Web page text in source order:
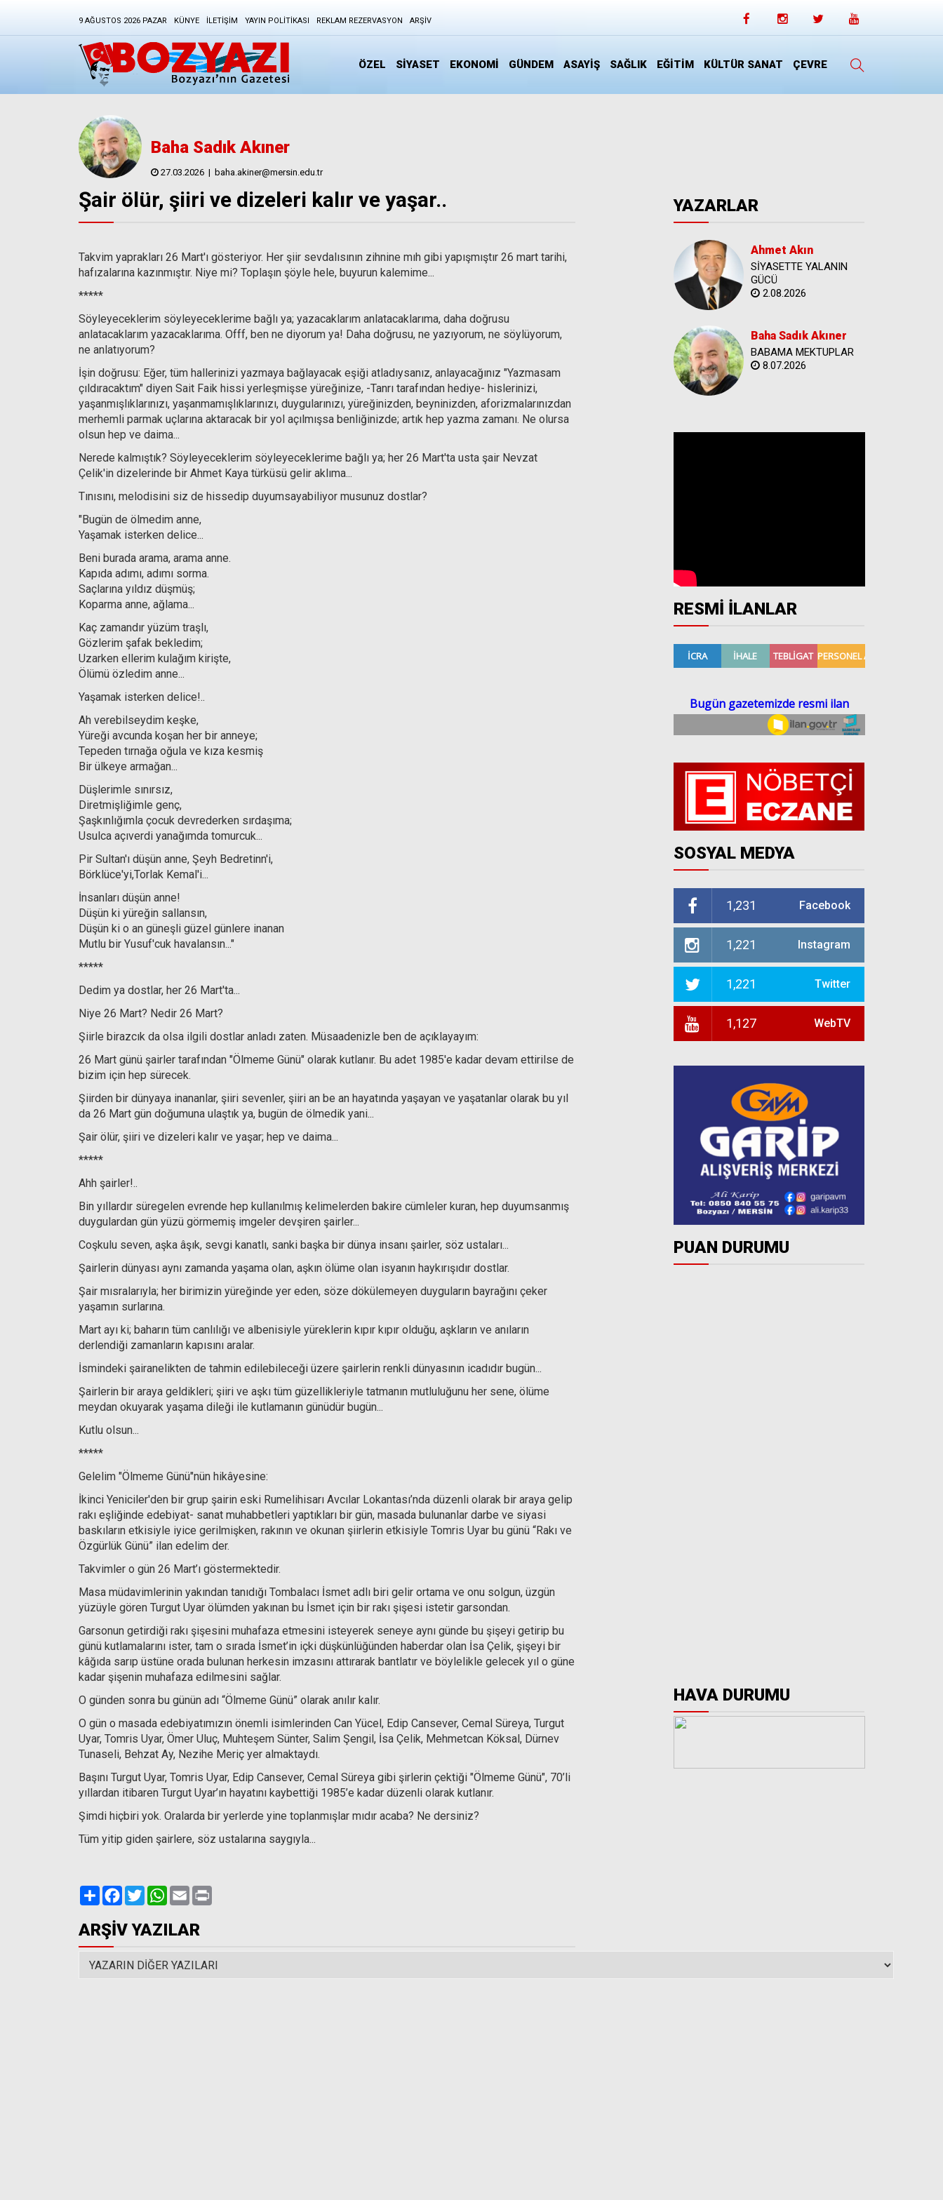
9 AĞUSTOS 2026 PAZAR KÜNYE İLETIŞIM YAYIN POLITIKASI REKLAM REZERVASYON ARŞIV
ÖZEL SİYASET EKONOMİ GÜNDEM ASAYİŞ SAĞLIK EĞİTİM KÜLTÜR SANAT ÇEVRE
Baha Sadık Akıner
27.03.2026 | baha.akiner@mersin.edu.tr
Şair ölür, şiiri ve dizeleri kalır ve yaşar..
Takvim yaprakları 26 Mart'ı gösteriyor. Her şiir sevdalısının zihnine mıh gibi yapışmıştır 26 mart tarihi,
hafızalarına kazınmıştır. Niye mi? Toplaşın şöyle hele, buyurun kalemime...
*****
Söyleyeceklerim söyleyeceklerime bağlı ya; yazacaklarım anlatacaklarıma, daha doğrusu
anlatacaklarım yazacaklarıma. Offf, ben ne diyorum ya! Daha doğrusu, ne yazıyorum, ne söylüyorum,
ne anlatıyorum?
İşin doğrusu: Eğer, tüm hallerinizi yazmaya bağlayacak eşiği atladıysanız, anlayacağınız "Yazmasam
çıldıracaktım" diyen Sait Faik hissi yerleşmişse yüreğinize, -Tanrı tarafından hediye- hislerinizi,
yaşanmışlıklarınızı, yaşanmamışlıklarınızı, duygularınızı, yüreğinizden, beyninizden, aforizmalarınızdan
merhemli parmak uçlarına aktaracak bir yol açılmışsa benliğinizde; artık hep yazma zamanı. Ne olursa
olsun hep ve daima...
Nerede kalmıştık? Söyleyeceklerim söyleyeceklerime bağlı ya; her 26 Mart'ta usta şair Nevzat
Çelik'in dizelerinde bir Ahmet Kaya türküsü gelir aklıma...
Tınısını, melodisini siz de hissedip duyumsayabiliyor musunuz dostlar?
"Bugün de ölmedim anne,
Yaşamak isterken delice...
Beni burada arama, arama anne.
Kapıda adımı, adımı sorma.
Saçlarına yıldız düşmüş;
Koparma anne, ağlama...
Kaç zamandır yüzüm traşlı,
Gözlerim şafak bekledim;
Uzarken ellerim kulağım kirişte,
Ölümü özledim anne...
Yaşamak isterken delice!..
Ah verebilseydim keşke,
Yüreği avcunda koşan her bir anneye;
Tepeden tırnağa oğula ve kıza kesmiş
Bir ülkeye armağan...
Düşlerimle sınırsız,
Diretmişliğimle genç,
Şaşkınlığımla çocuk devrederken sırdaşıma;
Usulca açıverdi yanağımda tomurcuk...
Pir Sultan'ı düşün anne, Şeyh Bedretinn'i,
Börklüce'yi,Torlak Kemal'i...
İnsanları düşün anne!
Düşün ki yüreğin sallansın,
Düşün ki o an güneşli güzel günlere inanan
Mutlu bir Yusuf'cuk havalansın..."
*****
Dedim ya dostlar, her 26 Mart'ta...
Niye 26 Mart? Nedir 26 Mart?
Şiirle birazcık da olsa ilgili dostlar anladı zaten. Müsaadenizle ben de açıklayayım:
26 Mart günü şairler tarafından "Ölmeme Günü" olarak kutlanır. Bu adet 1985'e kadar devam ettirilse de
bizim için hep sürecek.
Şiirden bir dünyaya inananlar, şiiri sevenler, şiiri an be an hayatında yaşayan ve yaşatanlar olarak bu yıl
da 26 Mart gün doğumuna ulaştık ya, bugün de ölmedik yani...
Şair ölür, şiiri ve dizeleri kalır ve yaşar; hep ve daima...
*****
Ahh şairler!..
Bin yıllardır süregelen evrende hep kullanılmış kelimelerden bakire cümleler kuran, hep duyumsanmış
duygulardan gün yüzü görmemiş imgeler devşiren şairler...
Coşkulu seven, aşka âşık, sevgi kanatlı, sanki başka bir dünya insanı şairler, söz ustaları...
Şairlerin dünyası aynı zamanda yaşama olan, aşkın ölüme olan isyanın haykırışıdır dostlar.
Şair mısralarıyla; her birimizin yüreğinde yer eden, söze dökülemeyen duyguların bayrağını çeker
yaşamın surlarına.
Mart ayı ki; baharın tüm canlılığı ve albenisiyle yüreklerin kıpır kıpır olduğu, aşkların ve anıların
derlendiği zamanların kapısını aralar.
İsmindeki şairanelikten de tahmin edilebileceği üzere şairlerin renkli dünyasının icadıdır bugün...
Şairlerin bir araya geldikleri; şiiri ve aşkı tüm güzellikleriyle tatmanın mutluluğunu her sene, ölüme
meydan okuyarak yaşama dileği ile kutlamanın günüdür bugün...
Kutlu olsun...
*****
Gelelim "Ölmeme Günü"nün hikâyesine:
İkinci Yeniciler'den bir grup şairin eski Rumelihisarı Avcılar Lokantası’nda düzenli olarak bir araya gelip
rakı eşliğinde edebiyat- sanat muhabbetleri yaptıkları bir gün, masada bulunanlar darbe ve siyasi
baskıların etkisiyle iyice gerilmişken, rakının ve okunan şiirlerin etkisiyle Tomris Uyar bu günü “Rakı ve
Özgürlük Günü” ilan edelim der.
Takvimler o gün 26 Mart’ı göstermektedir.
Masa müdavimlerinin yakından tanıdığı Tombalacı İsmet adlı biri gelir ortama ve onu solgun, üzgün
yüzüyle gören Turgut Uyar ölümden yakınan bu İsmet için bir rakı şişesi istetir garsondan.
Garsonun getirdiği rakı şişesini muhafaza etmesini isteyerek seneye aynı günde bu şişeyi getirip bu
günü kutlamalarını ister, tam o sırada İsmet’in içki düşkünlüğünden haberdar olan İsa Çelik, şişeyi bir
kâğıda sarıp üstüne orada bulunan herkesin imzasını attırarak bantlatır ve böylelikle gelecek yıl o güne
kadar şişenin muhafaza edilmesini sağlar.
O günden sonra bu günün adı “Ölmeme Günü” olarak anılır kalır.
O gün o masada edebiyatımızın önemli isimlerinden Can Yücel, Edip Cansever, Cemal Süreya, Turgut
Uyar, Tomris Uyar, Ömer Uluç, Muhteşem Sünter, Salim Şengil, İsa Çelik, Mehmetcan Köksal, Dürnev
Tunaseli, Behzat Ay, Nezihe Meriç yer almaktaydı.
Başını Turgut Uyar, Tomris Uyar, Edip Cansever, Cemal Süreya gibi şirlerin çektiği "Ölmeme Günü", 70’li
yıllardan itibaren Turgut Uyar’ın hayatını kaybettiği 1985’e kadar düzenli olarak kutlanır.
Şimdi hiçbiri yok. Oralarda bir yerlerde yine toplanmışlar mıdır acaba? Ne dersiniz?
Tüm yitip giden şairlere, söz ustalarına saygıyla...
PaylaşFacebook
TwitterWhatsApp
Email
ARŞİV YAZILAR
YAZARLAR
Ahmet Akın
SİYASETTE YALANIN
GÜCÜ
2.08.2026
Baha Sadık Akıner
BABAMA MEKTUPLAR
8.07.2026
RESMİ İLANLAR
SOSYAL MEDYA
1,231 Facebook
1,221 Instagram
1,221 Twitter
1,127 WebTV
PUAN DURUMU
HAVA DURUMU